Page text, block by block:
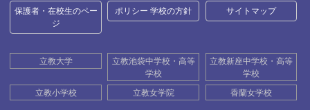
保護者・在校生のペー
ジ
ポリシー 学校の方針 サイトマップ
立教大学
立教池袋中学校・高等
学校
立教新座中学校・高等
学校
立教小学校
立教女学院 香蘭女学校